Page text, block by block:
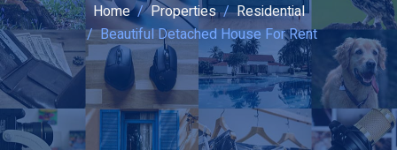
Home Properties
Residential
Beautiful Detached House For Rent